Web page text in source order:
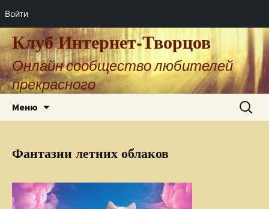
Войти
Клуб Интернет-Творцов
Онлайн сообщество любителей
прекрасного
Меню Найти:
Фантазии летних облаков